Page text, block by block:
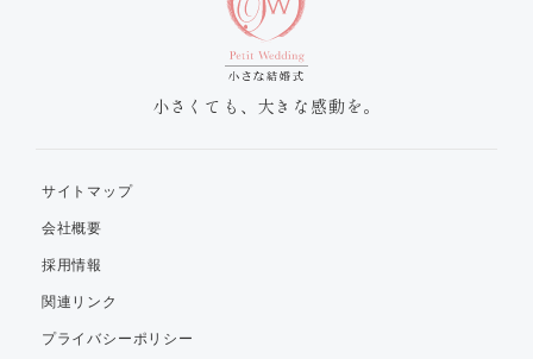
小さくても、大きな感動を。
サイトマップ
会社概要
採用情報
関連リンク
プライバシーポリシー